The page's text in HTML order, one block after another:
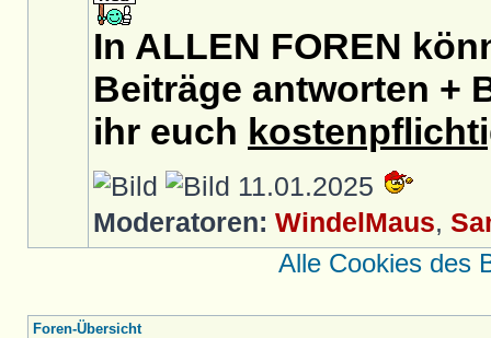
In ALLEN FOREN
Beiträge antworten +
ihr euch
11.01.2025
Moderatoren: WindelMaus,
Alle Cookies des
Foren-Übersicht